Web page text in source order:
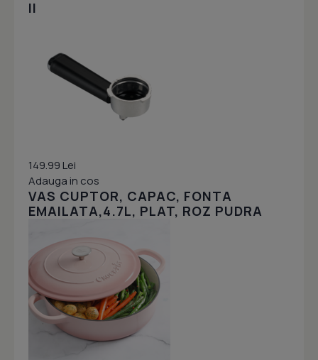
II
149.99 Lei
Adauga in cos
VAS CUPTOR, CAPAC, FONTA
EMAILATA,4.7L, PLAT, ROZ PUDRA